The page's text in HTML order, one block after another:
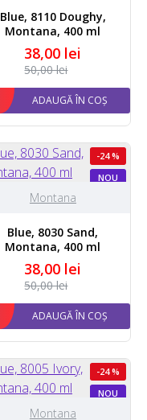
Blue, 8110 Doughy,
Montana, 400 ml
38,00 lei
50,00 lei
ADAUGĂ ÎN COȘ
NOU
-24 %
Montana
Blue, 8030 Sand,
Montana, 400 ml
38,00 lei
50,00 lei
ADAUGĂ ÎN COȘ
NOU
-24 %
Montana